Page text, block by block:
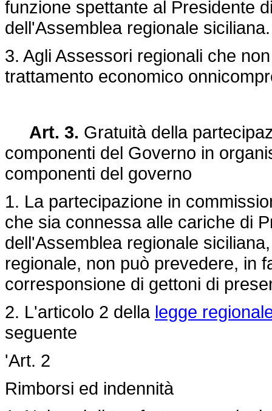
funzione spettante al Presidente
dell'Assemblea regionale siciliana.
3. Agli Assessori regionali che
trattamento economico
Art. 3. Gratuità della
componenti del Governo in
componenti del governo
1. La partecipazione in
che sia connessa alle cariche di
dell'Assemblea regionale
regionale, non può prevedere, in
corresponsione di gettoni di
2. L'articolo 2 della legge
seguente
'Art. 2
Rimborsi ed indennità